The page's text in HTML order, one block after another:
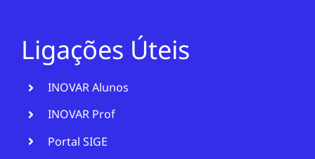
Ligações Úteis
INOVAR Alunos
INOVAR Prof
Portal SIGE